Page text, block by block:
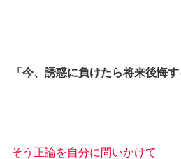
「今、誘惑に負けたら将来後悔す
そう正論を自分に問いかけて